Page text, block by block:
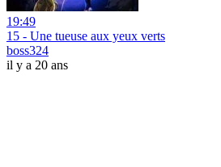
19:49
15 - Une tueuse aux yeux verts
boss324
il y a 20 ans